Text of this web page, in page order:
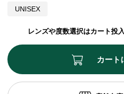
UNISEX
レンズや度数選択はカート投
カート